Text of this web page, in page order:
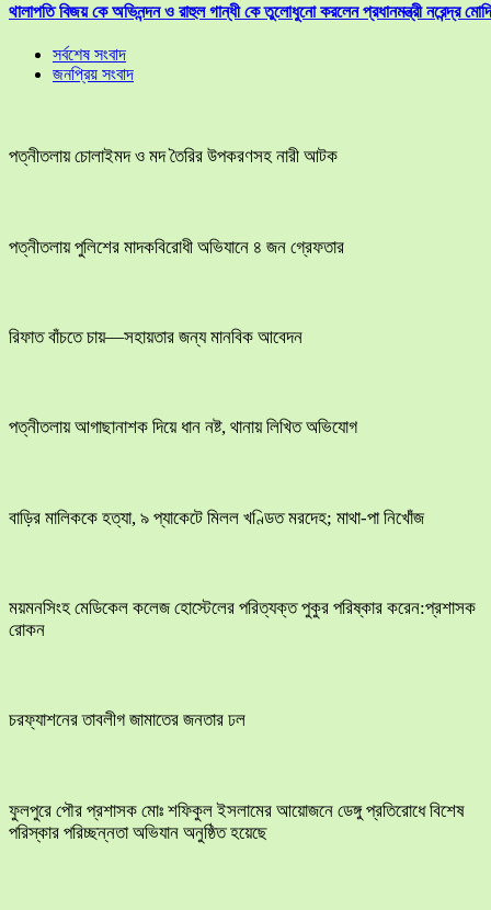
থালাপতি বিজয় কে অভিনন্দন ও রাহুল গান্ধী কে তুলোধুনো করলেন প্রধানমন্ত্রী নরেন্দ্র মোদি
সর্বশেষ সংবাদ
জনপ্রিয় সংবাদ
পত্নীতলায় চোলাইমদ ও মদ তৈরির উপকরণসহ নারী আটক
পত্নীতলায় পুলিশের মাদকবিরোধী অভিযানে ৪ জন গ্রেফতার
রিফাত বাঁচতে চায়—সহায়তার জন্য মানবিক আবেদন
পত্নীতলায় আগাছানাশক দিয়ে ধান নষ্ট, থানায় লিখিত অভিযোগ
বাড়ির মালিককে হত্যা, ৯ প্যাকেটে মিলল খণ্ডিত মরদেহ; মাথা-পা নিখোঁজ
ময়মনসিংহ মেডিকেল কলেজ হোস্টেলের পরিত্যক্ত পুকুর পরিষ্কার করেন:প্রশাসক
রোকন
চরফ্যাশনের তাবলীগ জামাতের জনতার ঢল
ফুলপুরে পৌর প্রশাসক মোঃ শফিকুল ইসলামের আয়োজনে ডেঙ্গু প্রতিরোধে বিশেষ
পরিস্কার পরিচ্ছন্নতা অভিযান অনুষ্ঠিত হয়েছে